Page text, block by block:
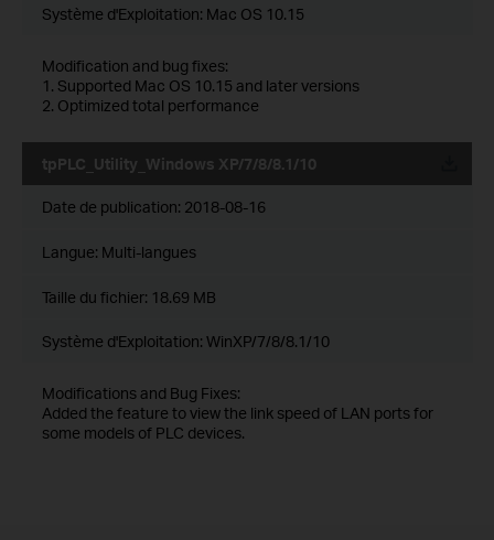
Système d'Exploitation: Mac OS 10.15
Modification and bug fixes:
1. Supported Mac OS 10.15 and later versions
2. Optimized total performance
tpPLC_Utility_Windows XP/7/8/8.1/10
Date de publication: 2018-08-16
Langue: Multi-langues
Taille du fichier: 18.69 MB
Système d'Exploitation: WinXP/7/8/8.1/10
Modifications and Bug Fixes:
Added the feature to view the link speed of LAN ports for
some models of PLC devices.